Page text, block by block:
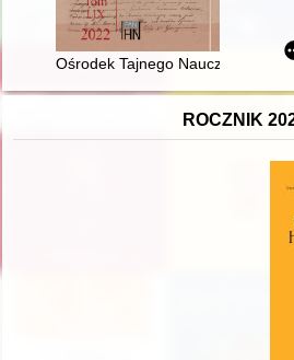
Ośrodek Tajnego Nauczania przy
ROCZNIK